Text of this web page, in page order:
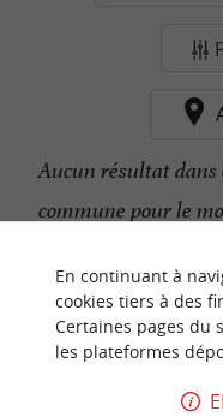
Aucun résultat dans
commune pour le
En continuant à
cookies tiers à des
Certaines pages du
les plateformes